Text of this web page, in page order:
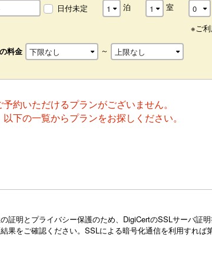
日付未定
泊
室
※ご
料金 ～
約いただけるプランがございません。
下の一覧からプランをお探しください。
証明とプライバシー保護のため、DigiCertのSSLサーバ証
果をご確認ください。SSLによる暗号化通信を利用すれ